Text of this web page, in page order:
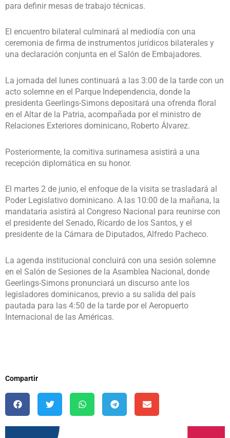
para definir mesas de trabajo técnicas.
El encuentro bilateral culminará al mediodía con una
ceremonia de firma de instrumentos jurídicos bilaterales y
una declaración conjunta en el Salón de Embajadores.
La jornada del lunes continuará a las 3:00 de la tarde con un
acto solemne en el Parque Independencia, donde la
presidenta Geerlings-Simons depositará una ofrenda floral
en el Altar de la Patria, acompañada por el ministro de
Relaciones Exteriores dominicano, Roberto Álvarez.
Posteriormente, la comitiva surinamesa asistirá a una
recepción diplomática en su honor.
El martes 2 de junio, el enfoque de la visita se trasladará al
Poder Legislativo dominicano. A las 10:00 de la mañana, la
mandataria asistirá al Congreso Nacional para reunirse con
el presidente del Senado, Ricardo de los Santos, y el
presidente de la Cámara de Diputados, Alfredo Pacheco.
La agenda institucional concluirá con una sesión solemne
en el Salón de Sesiones de la Asamblea Nacional, donde
Geerlings-Simons pronunciará un discurso ante los
legisladores dominicanos, previo a su salida del país
pautada para las 4:50 de la tarde por el Aeropuerto
Internacional de las Américas.
Compartir